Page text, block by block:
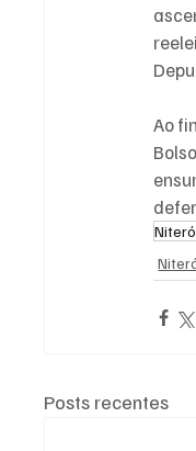
Ao
Posts recentes